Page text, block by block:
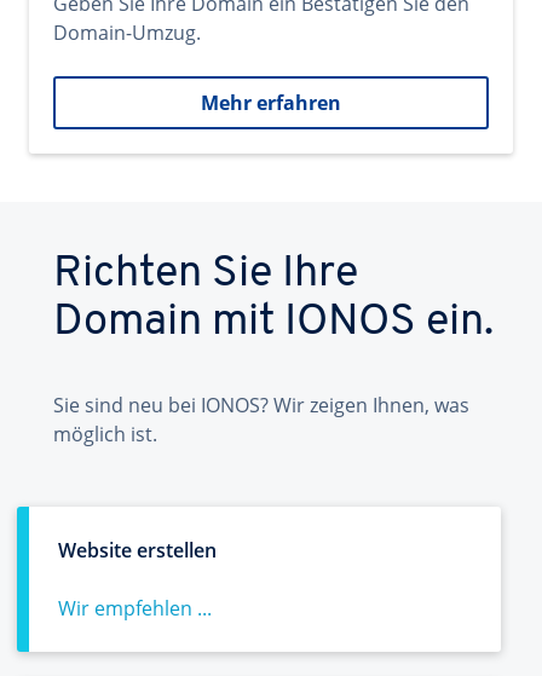
Domain-Umzug.
Mehr erfahren
Richten Sie Ihre
Domain mit IONOS ein.
Sie sind neu bei IONOS? Wir zeigen Ihnen, was
möglich ist.
Website erstellen
Wir empfehlen ...